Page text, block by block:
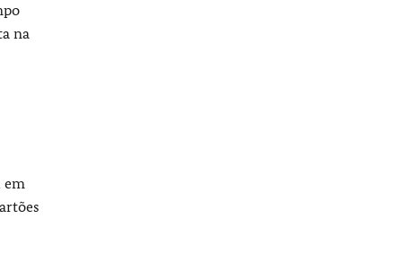
na
em